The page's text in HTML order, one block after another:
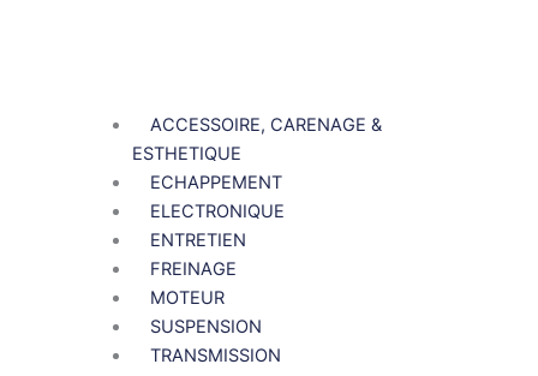
ACCESSOIRE, CARENAGE &
ESTHETIQUE
ECHAPPEMENT
ELECTRONIQUE
ENTRETIEN
FREINAGE
MOTEUR
SUSPENSION
TRANSMISSION